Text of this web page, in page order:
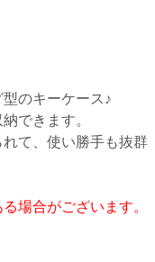
のキーケース♪
できます。
て、使い勝手も抜群
場合がございます。